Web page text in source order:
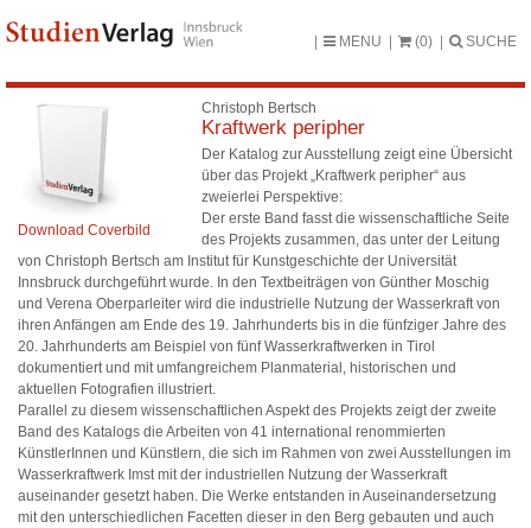
MENU (0) SUCHE
Download Coverbild
Christoph Bertsch
Kraftwerk peripher
Der Katalog zur Ausstellung zeigt eine Übersicht
über das Projekt „Kraftwerk peripher“ aus
zweierlei Perspektive:
Der erste Band fasst die wissenschaftliche Seite
des Projekts zusammen, das unter der Leitung
von Christoph Bertsch am Institut für Kunstgeschichte der Universität
Innsbruck durchgeführt wurde. In den Textbeiträgen von Günther Moschig
und Verena Oberparleiter wird die industrielle Nutzung der Wasserkraft von
ihren Anfängen am Ende des 19. Jahrhunderts bis in die fünfziger Jahre des
20. Jahrhunderts am Beispiel von fünf Wasserkraftwerken in Tirol
dokumentiert und mit umfangreichem Planmaterial, historischen und
aktuellen Fotografien illustriert.
Parallel zu diesem wissenschaftlichen Aspekt des Projekts zeigt der zweite
Band des Katalogs die Arbeiten von 41 international renommierten
KünstlerInnen und Künstlern, die sich im Rahmen von zwei Ausstellungen im
Wasserkraftwerk Imst mit der industriellen Nutzung der Wasserkraft
auseinander gesetzt haben. Die Werke entstanden in Auseinandersetzung
mit den unterschiedlichen Facetten dieser in den Berg gebauten und auch